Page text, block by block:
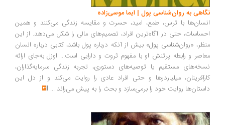
به روان‌شناسی پول | ایما موسی‌زاده
با ترس، طمع، امید، حسرت و مقایسه زندگی می‌کنند و همین
حتی در آگاه‌ترین افراد، تصمیم‌های مالی را شکل می‌دهد. از این
«روان‌شناسی پول» بیش از آنکه درباره پول باشد، کتابی درباره انسان
و رابطه پرتنش او با مفهوم ثروت و دارایی است... اوزل به‌جای ارائه
مستقیم یا توصیه‌های دستوری، تجربه زندگی سرمایه‌گذاران،
میلیاردرها و حتی افراد عادی را روایت می‌کند و از دل این
روایت خود را برمی‌سازد و بحث را به پیش می‌راند...